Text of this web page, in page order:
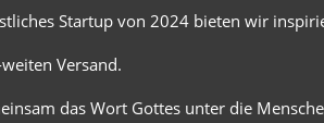
Startup von 2024 bieten wir
Versand.
das Wort Gottes unter die